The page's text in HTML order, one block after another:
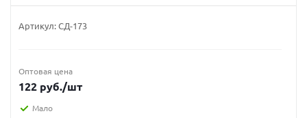
Артикул: СД-173
Оптовая цена
122 руб./шт
Мало